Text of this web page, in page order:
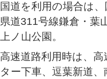
国道を利用の場合は
県道311号線鎌倉・葉
上ノ山公園。
高速道路利用時は、
ター下車、逗葉新道